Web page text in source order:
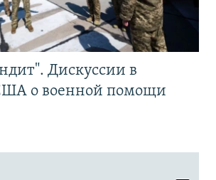
Дискуссии в
о военной помощи